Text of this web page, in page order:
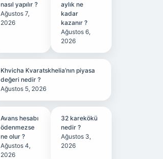
nasıl yapılır ?
Ağustos 7,
2026
aylık ne
kadar
kazanır ?
Ağustos 6,
2026
Khvicha Kvaratskhelia’nın piyasa
değeri nedir ?
Ağustos 5, 2026
Avans hesabı
ödenmezse
ne olur ?
Ağustos 4,
2026
32 karekökü
nedir ?
Ağustos 3,
2026